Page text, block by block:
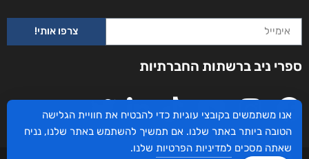
צרפו אותי!
ספרי ניב ברשתות החברתיות
אנו משתמשים בקובצי עוגיות כדי להבטיח את חוויית הגלישה
הטובה ביותר באתר שלנו. אם תמשיך להשתמש באתר שלנו, נניח
שאתה מסכים למדיניות הפרטיות שלנו.